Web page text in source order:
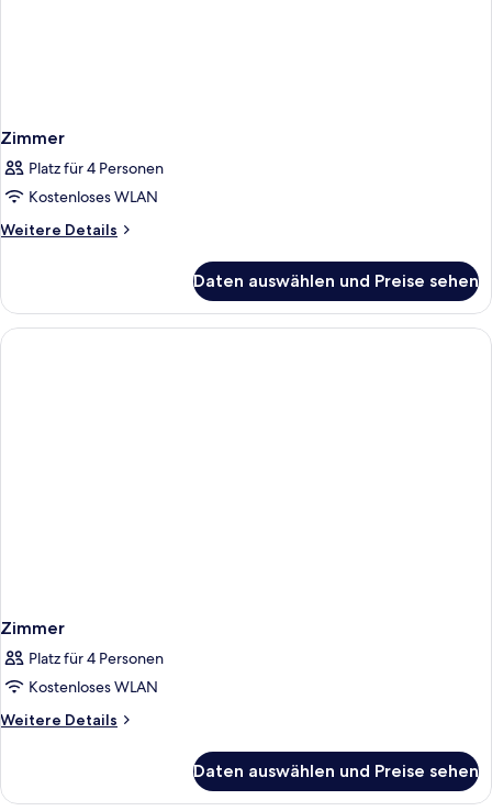
Zimmer
Platz für 4 Personen
Kostenloses WLAN
Weitere Details
Weitere
Daten auswählen und Preise sehen
Zimmer
Platz für 4 Personen
Kostenloses WLAN
Weitere Details
Weitere
Daten auswählen und Preise sehen